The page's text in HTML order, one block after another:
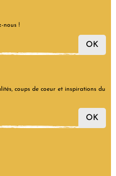
nous !
OK
coups de coeur et inspirations du
OK